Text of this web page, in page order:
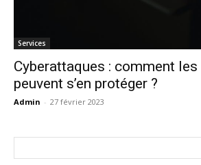
Services
Cyberattaques : comment
peuvent s’en protéger ?
Admin - 27 février 2023